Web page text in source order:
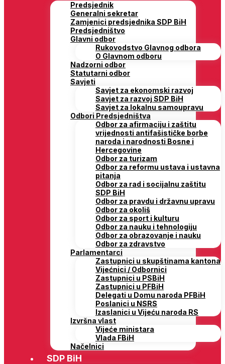
Predsjednik
Generalni sekretar
Zamjenici predsjednika SDP BiH
Predsjedništvo
Glavni odbor
Rukovodstvo Glavnog odbora
O Glavnom odboru
Nadzorni odbor
Statutarni odbor
Savjeti
Savjet za ekonomski razvoj
Savjet za razvoj SDP BiH
Savjet za lokalnu samoupravu
Odbori Predsjedništva
Odbor za afirmaciju i zaštitu
vrijednosti antifašističke borbe
naroda i narodnosti Bosne i
Hercegovine
Odbor za turizam
Odbor za reformu ustava i ustavna
pitanja
Odbor za rad i socijalnu zaštitu
SDP BiH
Odbor za pravdu i državnu upravu
Odbor za okoliš
Odbor za sport i kulturu
Odbor za nauku i tehnologiju
Odbor za obrazovanje i nauku
Odbor za zdravstvo
Parlamentarci
Zastupnici u skupštinama kantona
Vijećnici / Odbornici
Zastupnici u PSBiH
Zastupnici u PFBiH
Delegati u Domu naroda PFBiH
Poslanici u NSRS
Izaslanici u Vijeću naroda RS
Izvršna vlast
Vijeće ministara
Vlada FBiH
Načelnici
SDP BiH